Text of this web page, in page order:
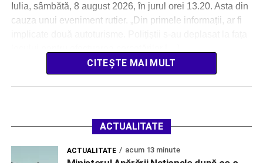
Iulia, sâmbătă, 8 august 2026, în jurul orei 13.20. Asta din
cauza unui eveniment rutier. „Din primele informații, ar fi
CITEȘTE MAI MULT
ACTUALITATE
ACTUALITATE acum 13 minute